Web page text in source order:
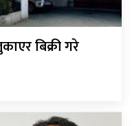
बिक्री गरे